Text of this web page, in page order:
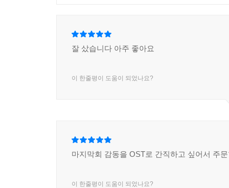
잘 샀습니다 아주 좋아요
이 한줄평이 도움이 되었나요?
마지막회 감동을 OST로 간직하고 싶어서 주
이 한줄평이 도움이 되었나요?